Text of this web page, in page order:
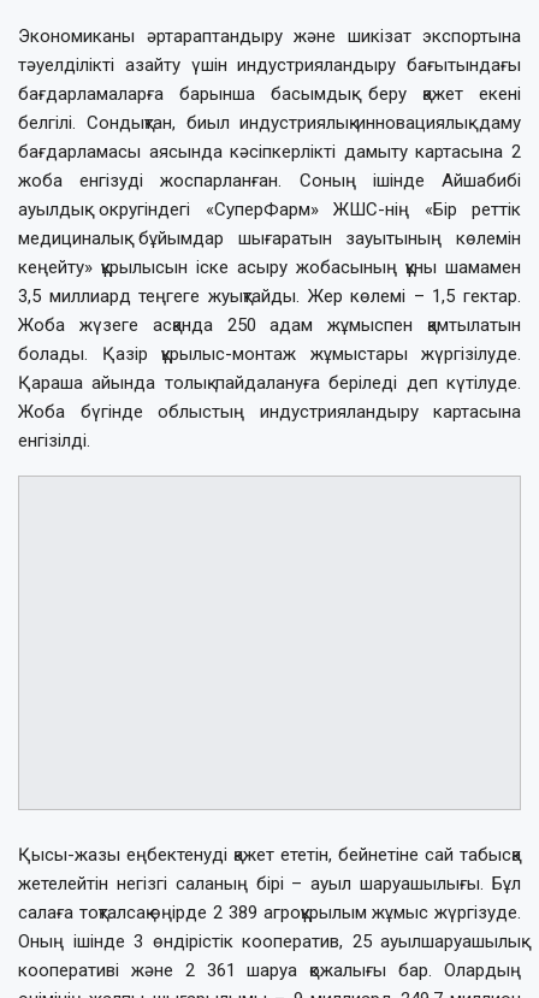
Экономиканы әртараптандыру және шикізат экспортына
тәуелділікті азайту үшін индустрияландыру бағытындағы
бағдарламаларға барынша басымдық беру қажет екені
белгілі. Сондықтан, биыл индустриялық-инновациялық даму
бағдарламасы аясында кәсіпкерлікті дамыту картасына 2
жоба енгізуді жоспарланған. Соның ішінде Айшабибі
ауылдық округіндегі «СуперФарм» ЖШС-нің «Бір реттік
медициналық бұйымдар шығаратын зауытының көлемін
кеңейту» құрылысын іске асыру жобасының құны шамамен
3,5 миллиард теңгеге жуықтайды. Жер көлемі – 1,5 гектар.
Жоба жүзеге асқанда 250 адам жұмыспен қамтылатын
болады. Қазір құрылыс-монтаж жұмыстары жүргізілуде.
Қараша айында толық пайдалануға беріледі деп күтілуде.
Жоба бүгінде облыстың индустрияландыру картасына
енгізілді.
Қысы-жазы еңбектенуді қажет ететін, бейнетіне сай табысқа
жетелейтін негізгі саланың бірі – ауыл шаруашылығы. Бұл
салаға тоқталсақ өңірде 2 389 агроқұрылым жұмыс жүргізуде.
Оның ішінде 3 өндірістік кооператив, 25 ауылшаруашылық
кооперативі және 2 361 шаруа қожалығы бар. Олардың